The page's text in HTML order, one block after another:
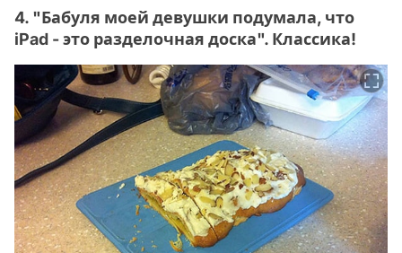
4. "Бабуля моей девушки подумала, что
iPad - это разделочная доска". Классика!